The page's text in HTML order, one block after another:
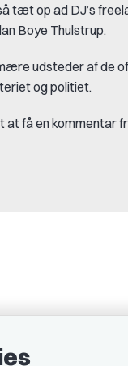
tæt op ad DJ’s
Boye Thulstrup.
udsteder af de
og politiet.
få en kommentar